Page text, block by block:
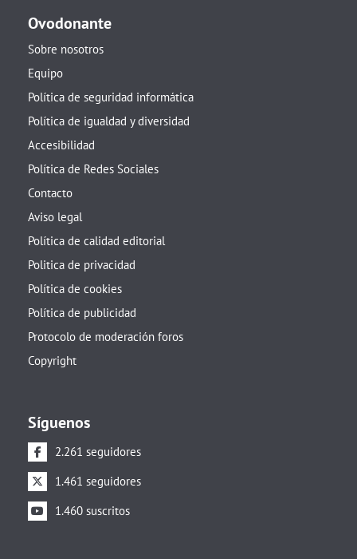
Ovodonante
Sobre nosotros
Equipo
Política de seguridad informática
Política de igualdad y diversidad
Accesibilidad
Política de Redes Sociales
Contacto
Aviso legal
Política de calidad editorial
Politica de privacidad
Política de cookies
Política de publicidad
Protocolo de moderación foros
Copyright
Síguenos
2.261 seguidores
1.461 seguidores
1.460 suscritos